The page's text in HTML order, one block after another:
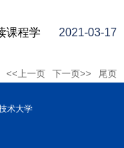
课程学
2021-03-17
<<上一页 下一页>> 尾页
术大学